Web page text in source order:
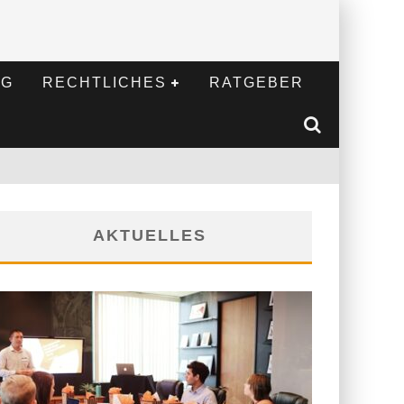
RECHTLICHES RATGEBER
AKTUELLES